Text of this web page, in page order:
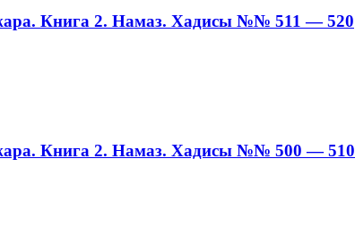
Книга 2. Намаз. Хадисы №№ 511 — 520
Книга 2. Намаз. Хадисы №№ 500 — 510